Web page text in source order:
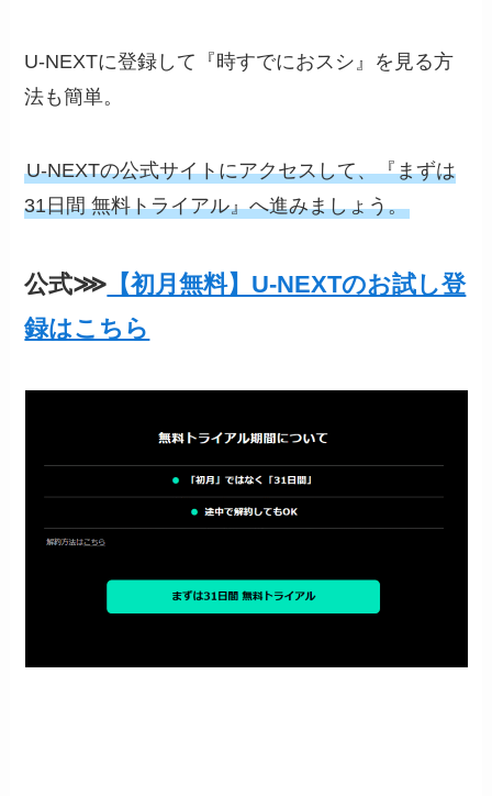
U-NEXTに登録して『時すでにおスシ』を見る方
法も簡単。
U-NEXTの公式サイトにアクセスして、『まずは
31日間 無料トライアル』へ進みましょう。
公式⋙ 【初月無料】U-NEXTのお試し登
録はこちら